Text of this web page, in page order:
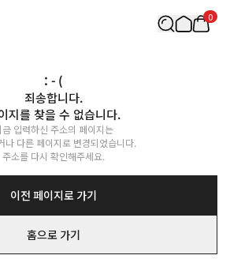
0
: - (
죄송합니다.
지를 찾을 수 없습니다.
금 입력하신 주소의 페이지는
나 다른 페이지로 변경되었습니다.
주소를 다시 확인해주세요.
이전 페이지로 가기
홈으로 가기